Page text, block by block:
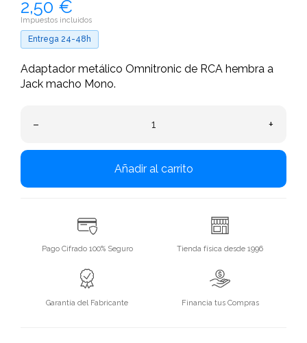
2,50 €
Impuestos incluidos
Entrega 24-48h
Adaptador metálico Omnitronic de RCA hembra a
Jack macho Mono.
– +
Añadir al carrito
Pago Cifrado 100% Seguro Tienda física desde 1996
Garantía del Fabricante Financia tus Compras